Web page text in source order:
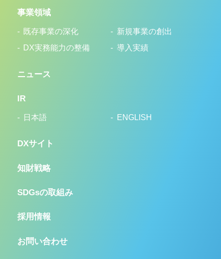
事業領域
既存事業の深化
新規事業の創出
DX実務能力の整備
導入実績
ニュース
IR
日本語 ENGLISH
DXサイト
知財戦略
SDGsの取組み
採用情報
お問い合わせ